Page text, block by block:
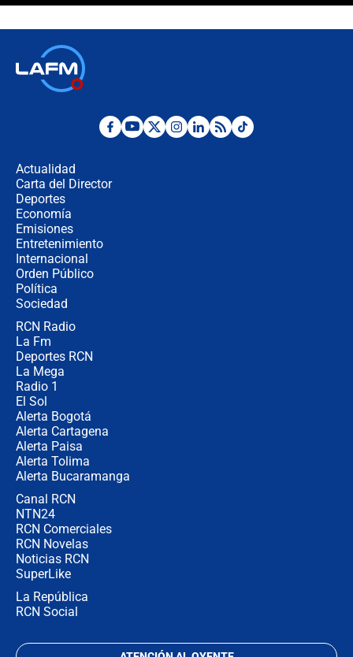
¿La posesión de Abelardo De la
Actualidad
Carta del Director
Deportes
Economía
Emisiones
Entretenimiento
Internacional
Orden Público
Política
Sociedad
RCN Radio
La Fm
Deportes RCN
La Mega
Radio 1
El Sol
Alerta Bogotá
Alerta Cartagena
Alerta Paisa
Alerta Tolima
Alerta Bucaramanga
Canal RCN
NTN24
RCN Comerciales
RCN Novelas
Noticias RCN
SuperLike
La República
RCN Social